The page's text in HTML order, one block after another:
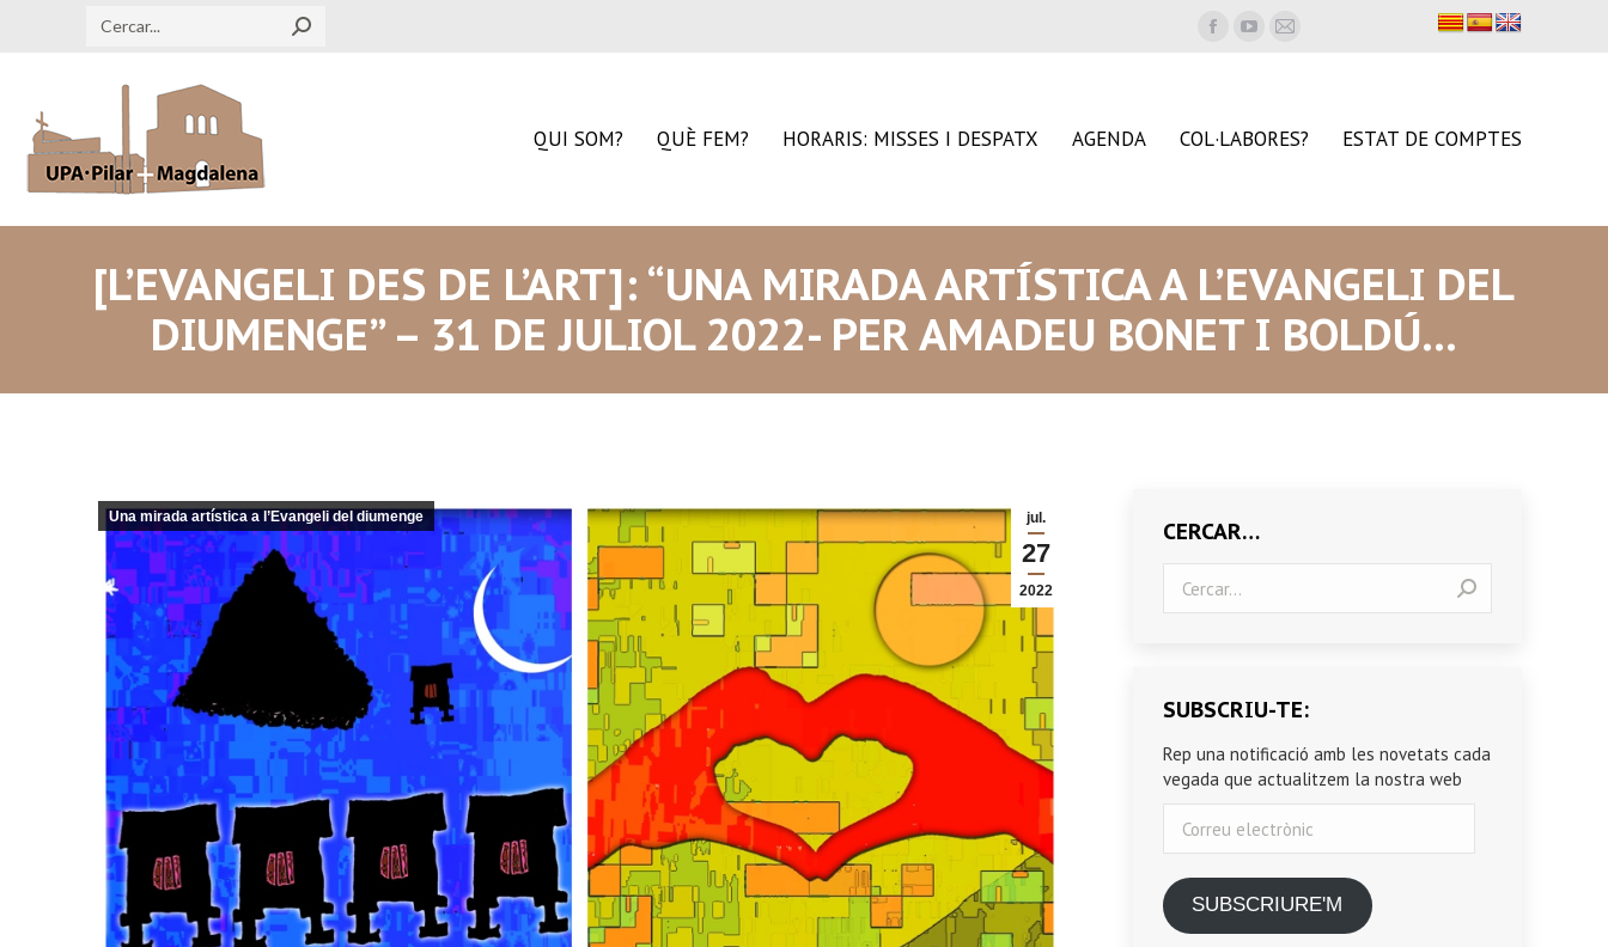
Search:
Facebook
in
YouTube
in
Mail
in
QUI SOM? QUÈ FEM? HORARIS: MISSES I DESPATX AGENDA COL·LABORES? ESTAT DE COMPTES
[L’EVANGELI DES DE L’ART]: “UNA MIRADA ARTÍSTICA A L’EVANGELI DEL
DIUMENGE” – 31 DE JULIOL 2022- PER AMADEU BONET I BOLDÚ…
jul.
27
2022
Una mirada artística a l’Evangeli del diumenge
CERCAR…
SUBSCRIU-TE:
Rep una notificació amb les novetats cada
vegada que actualitzem la nostra web
electrònic
SUBSCRIURE'M